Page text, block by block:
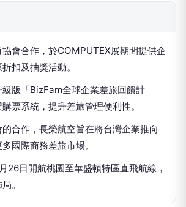
會合作，於COMPUTEX展期間提供企
扣及抽獎活動。
版「BizFam全球企業差旅回饋計
票系統，提升差旅管理便利性。
合作，長榮航空旨在將台灣企業推向
國際商務差旅市場。
26日開航桃園至華盛頓特區直飛航線，
。